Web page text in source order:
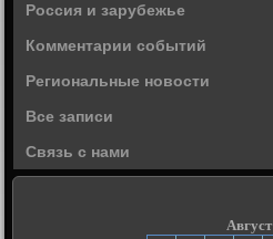
Россия и зарубежье
Комментарии событий
Региональные новости
Все записи
Связь с нами
Август